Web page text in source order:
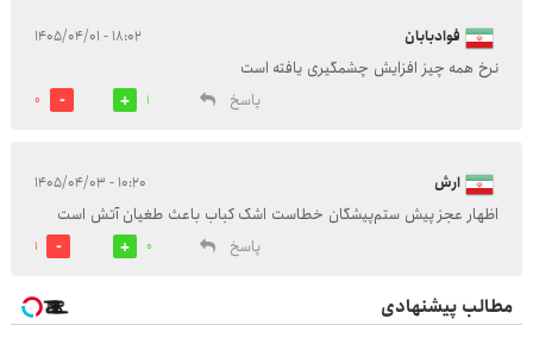
فوادبابان ۱۸:۰۲ - ۱۴۰۵/۰۴/۰۱
نرخ همه چیز افزایش چشمگیری یافته است
پاسخ
1
0
ارش ۱۰:۲۰ - ۱۴۰۵/۰۴/۰۳
اظهار عجز پیش ستم‌پیشگان خطاست اشک کباب باعث طغیان آتش است
پاسخ
0
1
مطالب پیشنهادی